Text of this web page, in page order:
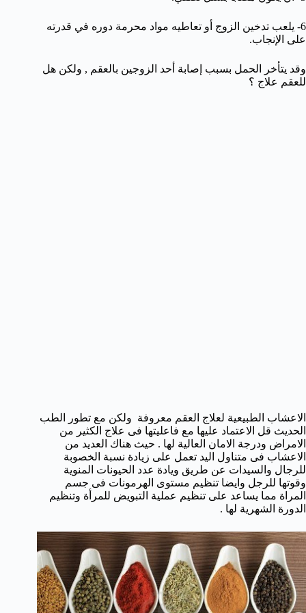
6- يلعب تدخين الزوج أو تعاطيه مواد محرمة دوره في قدرته
على الإنجاب.
وقد يتأخر الحمل بسبب إصابة أحد الزوجين بالعقم , ولكن هل
للعقم علاج ؟
الاعشاب الطبيعية لعلاج العقم معروفة ولكن مع تطور الطب
الحديث قل الاعتماد عليها مع فاعليتها فى علاج الكثير من
الامراض ودرجة الامان العالية لها . حيث هناك العديد من
الاعشاب فى متناول اليد تعمل على زيادة نسبة الخصوبة
للرجال والسيدات عن طريق ويادة عدد الحيونات المنوية
وقوتها للرجل وايضا تنظيم مستوى الهرمونات فى جسم
المراة مما يساعد على تنظيم عملية التبويض للمرأة وتنظيم
الدورة الشهرية لها .